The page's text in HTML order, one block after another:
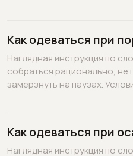
Как одеваться при
Наглядная инструкция по
собраться рационально, не
замёрзнуть на паузах.
Как одеваться при
Наглядная инструкция по